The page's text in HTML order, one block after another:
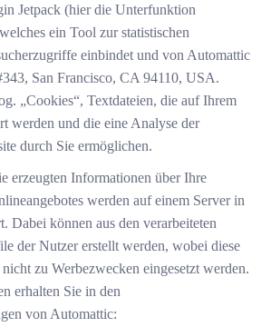
Jetpack (hier die Unterfunktion
ein Tool zur statistischen
einbindet und von Automattic
San Francisco, CA 94110, USA.
„Cookies“, Textdateien, die auf Ihrem
werden und die eine Analyse der
durch Sie ermöglichen.
erzeugten Informationen über Ihre
werden auf einem Server in
Dabei können aus den verarbeiteten
der Nutzer erstellt werden, wobei diese
zu Werbezwecken eingesetzt werden.
erhalten Sie in den
von Automattic: